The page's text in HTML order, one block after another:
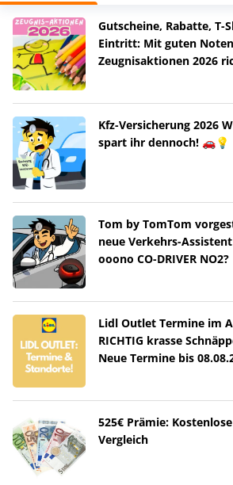
Gutscheine, Rabatte, T-
Eintritt: Mit guten
Zeugnisaktionen 2026
Kfz-Versicherung 2026
spart ihr dennoch! 🚗💡
Tom by TomTom
neue Verkehrs-
ooono CO-DRIVER NO2?
Lidl Outlet Termine im
RICHTIG krasse
Neue Termine bis
525€ Prämie:
Vergleich